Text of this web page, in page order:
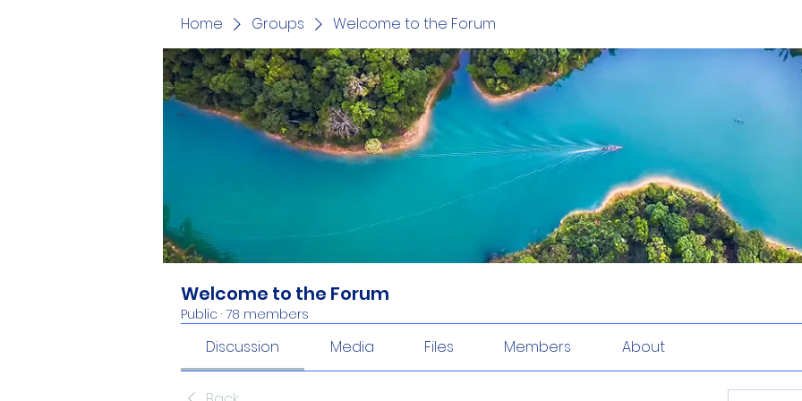
Home Groups Welcome to the Forum
Welcome to the Forum
Public · 78 members
Discussion Media Files Members About